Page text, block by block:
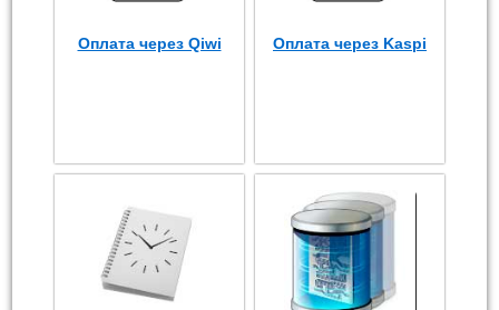
Оплата через Qiwi Оплата через Kaspi